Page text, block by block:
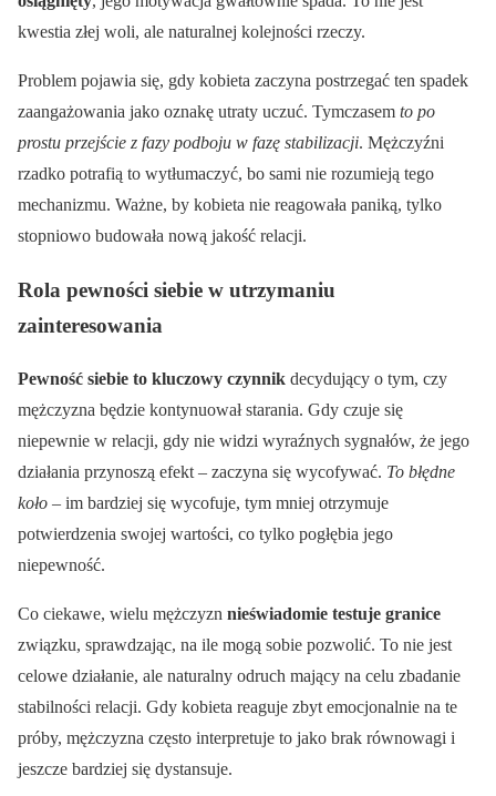
kwestia złej woli, ale naturalnej kolejności rzeczy.
Problem pojawia się, gdy kobieta zaczyna postrzegać ten spadek
zaangażowania jako oznakę utraty uczuć. Tymczasem to po
prostu przejście z fazy podboju w fazę stabilizacji. Mężczyźni
rzadko potrafią to wytłumaczyć, bo sami nie rozumieją tego
mechanizmu. Ważne, by kobieta nie reagowała paniką, tylko
stopniowo budowała nową jakość relacji.
Rola pewności siebie w utrzymaniu
zainteresowania
Pewność siebie to kluczowy czynnik decydujący o tym, czy
mężczyzna będzie kontynuował starania. Gdy czuje się
niepewnie w relacji, gdy nie widzi wyraźnych sygnałów, że jego
działania przynoszą efekt – zaczyna się wycofywać. To błędne
koło – im bardziej się wycofuje, tym mniej otrzymuje
potwierdzenia swojej wartości, co tylko pogłębia jego
niepewność.
Co ciekawe, wielu mężczyzn nieświadomie testuje granice
związku, sprawdzając, na ile mogą sobie pozwolić. To nie jest
celowe działanie, ale naturalny odruch mający na celu zbadanie
stabilności relacji. Gdy kobieta reaguje zbyt emocjonalnie na te
próby, mężczyzna często interpretuje to jako brak równowagi i
jeszcze bardziej się dystansuje.